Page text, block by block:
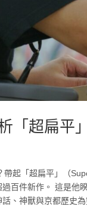
「超扁平
起「超扁平」（
百件新作。 這是他
、神獸與京都歷史